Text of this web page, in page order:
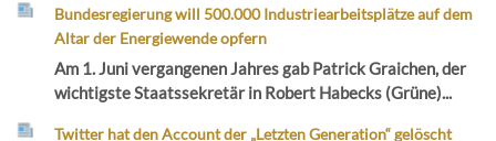
Bundesregierung will 500.000 Industriearbeitsplätze auf dem
Altar der Energiewende opfern
Am 1. Juni vergangenen Jahres gab Patrick Graichen, der
wichtigste Staatssekretär in Robert Habecks (Grüne)...
Twitter hat den Account der „Letzten Generation“ gelöscht